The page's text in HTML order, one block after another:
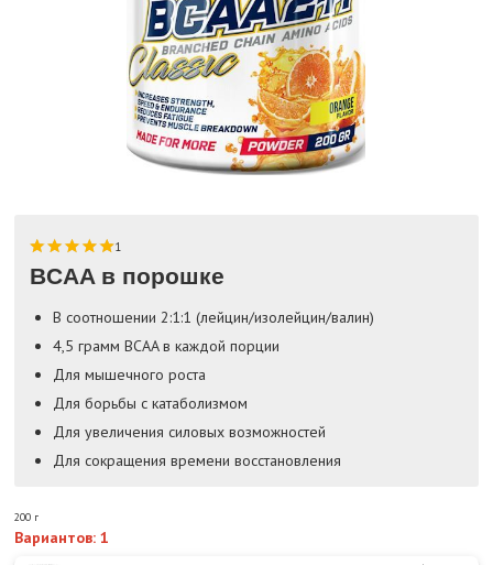
1
BCAA в порошке
В соотношении 2:1:1 (лейцин/изолейцин/валин)
4,5 грамм BCAA в каждой порции
Для мышечного роста
Для борьбы с катаболизмом
Для увеличения силовых возможностей
Для сокращения времени восстановления
200 г
Вариантов: 1